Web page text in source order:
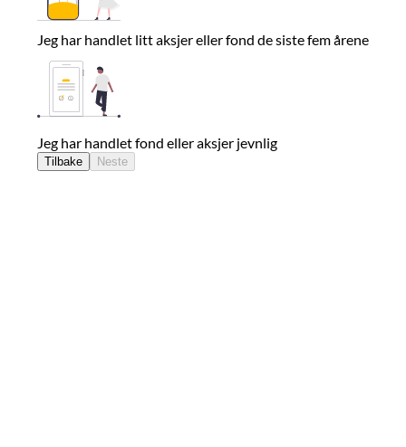
Jeg har handlet litt aksjer eller fond de siste fem årene
Jeg har handlet fond eller aksjer jevnlig
Tilbake Neste